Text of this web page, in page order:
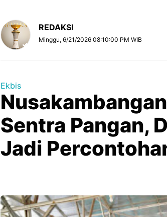
REDAKSI
Minggu, 6/21/2026 08:10:00 PM WIB
Ekbis
Sentra Pangan,
Jadi